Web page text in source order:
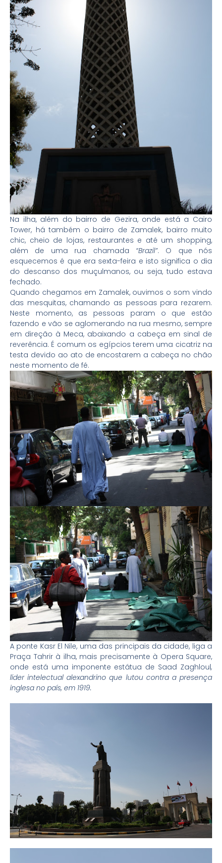
Na ilha, além do bairro de Gezira, onde está a Cairo
Tower, há também o bairro de Zamalek, bairro muito
chic, cheio de lojas, restaurantes e até um shopping,
além de uma rua chamada “Brazil”. O que nós
esquecemos é que era sexta-feira e isto significa o dia
do descanso dos muçulmanos, ou seja, tudo estava
fechado.
Quando chegamos em Zamalek, ouvimos o som vindo
das mesquitas, chamando as pessoas para rezarem.
Neste momento, as pessoas param o que estão
fazendo e vão se aglomerando na rua mesmo, sempre
em direção à Meca, abaixando a cabeça em sinal de
reverência. É comum os egípcios terem uma cicatriz na
testa devido ao ato de encostarem a cabeça no chão
neste momento de fé.
A ponte Kasr El Nile, uma das principais da cidade, liga a
Praça Tahrir à ilha, mais precisamente à Opera Square,
onde está uma imponente estátua de Saad Zaghloul,
líder intelectual alexandrino que lutou contra a presença
inglesa no país, em 1919.